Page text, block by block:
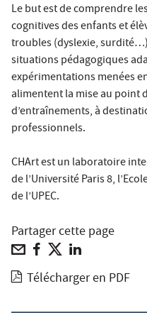
Le but est de comprendre
cognitives des enfants et
troubles (dyslexie,
situations pédagogiques
expérimentations menées
alimentent la mise au point
d’entraînements, à
professionnels.
CHArt est un laboratoire
de l’Université Paris 8,
de l’UPEC.
Partager cette page
Télécharger en PDF